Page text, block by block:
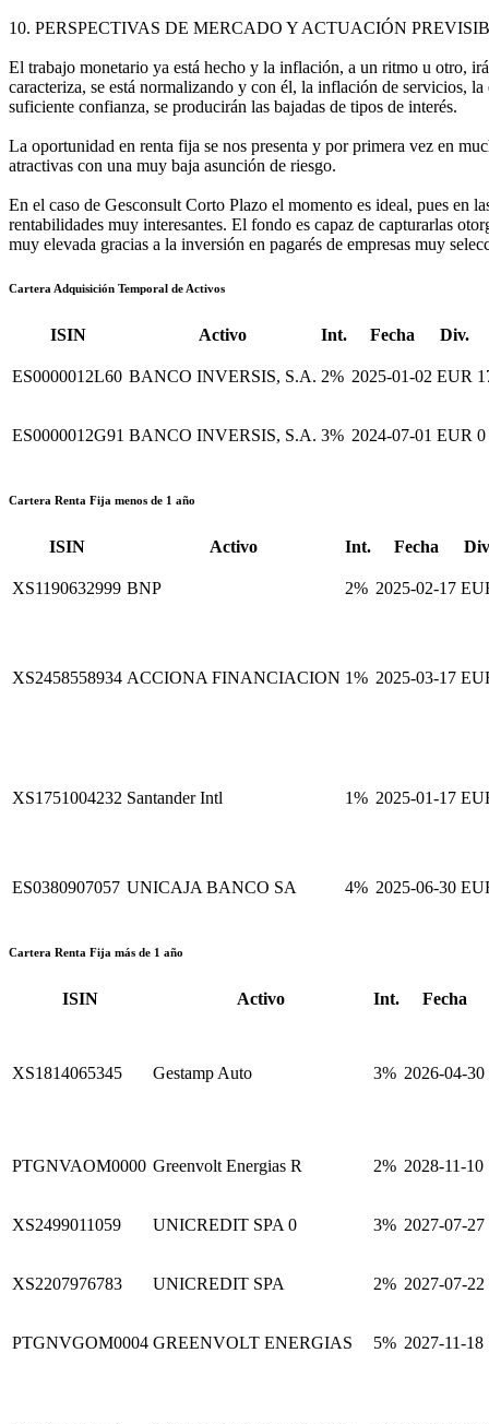
10. PERSPECTIVAS DE MERCADO Y ACTUACIÓN
El trabajo monetario ya está hecho y la inflación, a un ritmo u otro,
caracteriza, se está normalizando y con él, la inflación de servicios,
suficiente confianza, se producirán las bajadas de tipos de interés.
La oportunidad en renta fija se nos presenta y por primera vez en
atractivas con una muy baja asunción de riesgo.
En el caso de Gesconsult Corto Plazo el momento es ideal, pues en
rentabilidades muy interesantes. El fondo es capaz de capturarlas
muy elevada gracias a la inversión en pagarés de empresas muy
Cartera Adquisición Temporal de Activos
ISIN Activo Int. Fecha Div.
ES0000012L60 BANCO INVERSIS, S.A. 2% 2025-01-02 EUR
ES0000012G91 BANCO INVERSIS, S.A. 3% 2024-07-01 EUR 0
Cartera Renta Fija menos de 1 año
ISIN Activo Int. Fecha
XS1190632999 BNP 2% 2025-02-17
XS2458558934 ACCIONA FINANCIACION 1% 2025-03-17
XS1751004232 Santander Intl 1% 2025-01-17
ES0380907057 UNICAJA BANCO SA 4% 2025-06-30
Cartera Renta Fija más de 1 año
ISIN Activo Int. Fecha
XS1814065345 Gestamp Auto 3% 2026-04-30
PTGNVAOM0000 Greenvolt Energias R 2% 2028-11-10
XS2499011059 UNICREDIT SPA 0 3% 2027-07-27
XS2207976783 UNICREDIT SPA 2% 2027-07-22
PTGNVGOM0004 GREENVOLT ENERGIAS 5% 2027-11-18